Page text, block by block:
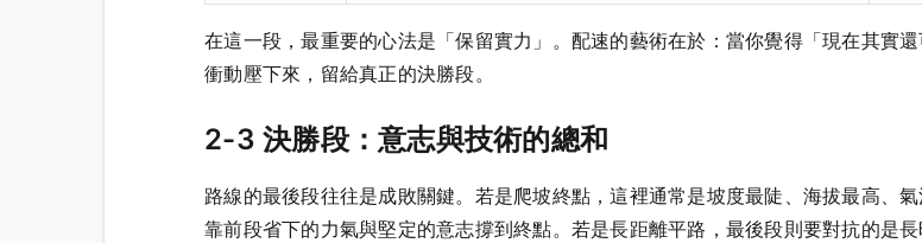
在這一段，最重要的心法是「保留實力」。配速的藝術在於：當你覺得「現在其實
衝動壓下來，留給真正的決勝段。
2-3 決勝段：意志與技術的總和
路線的最後段往往是成敗關鍵。若是爬坡終點，這裡通常是坡度最陡、海拔最高、
靠前段省下的力氣與堅定的意志撐到終點。若是長距離平路，最後段則要對抗的是長